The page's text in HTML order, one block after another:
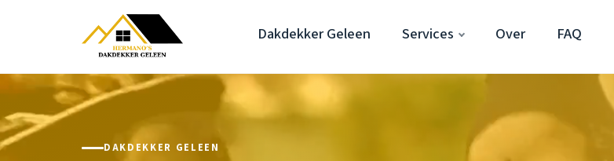
Dakdekker Geleen Services Over FAQ
DAKDEKKER GELEEN